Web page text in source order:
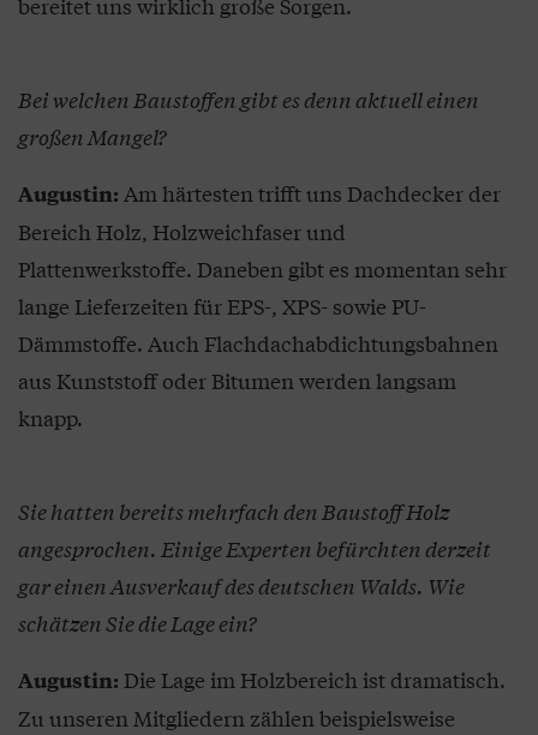
Bei welchen Baustoffen gibt es denn aktuell einen
großen Mangel?
Augustin: Am härtesten trifft uns Dachdecker der
Bereich Holz, Holzweichfaser und
Plattenwerkstoffe. Daneben gibt es momentan sehr
lange Lieferzeiten für EPS-, XPS- sowie PU-
Dämmstoffe. Auch Flachdachabdichtungsbahnen
aus Kunststoff oder Bitumen werden langsam
knapp.
Sie hatten bereits mehrfach den Baustoff Holz
angesprochen. Einige Experten befürchten derzeit
gar einen Ausverkauf des deutschen Walds. Wie
schätzen Sie die Lage ein?
Augustin: Die Lage im Holzbereich ist dramatisch.
Zu unseren Mitgliedern zählen beispielsweise